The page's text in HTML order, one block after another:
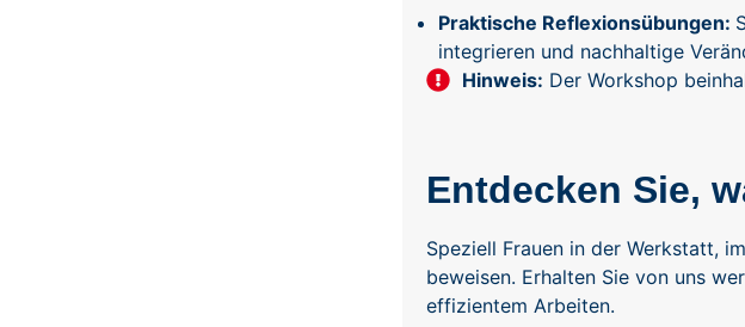
Praktische Reflexionsübungen:
integrieren und nachhaltige
Hinweis: Der Workshop
Entdecken Sie,
Speziell Frauen in der Werkstatt,
beweisen. Erhalten Sie von uns
effizientem Arbeiten.